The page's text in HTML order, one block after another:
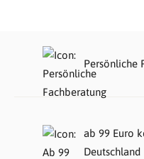
Persönliche
ab 99 Euro
Deutschland